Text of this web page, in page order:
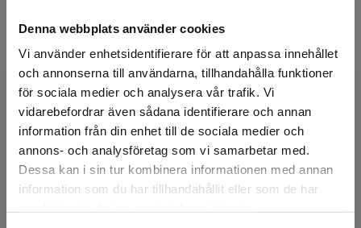
Denna webbplats använder cookies
Vi använder enhetsidentifierare för att anpassa innehållet
och annonserna till användarna, tillhandahålla funktioner
för sociala medier och analysera vår trafik. Vi
vidarebefordrar även sådana identifierare och annan
information från din enhet till de sociala medier och
annons- och analysföretag som vi samarbetar med.
Dessa kan i sin tur kombinera informationen med annan
information som du har tillhandahållit eller som de har
Begränsad fraktregion
Det verkar som att du besöker
studentlitteratur.se via en enhet utanför Sverige.
Sara Högdin
Sara Högdin är socionom och professor i socialt
arbete vid Akademin för hälsa och välfärd,